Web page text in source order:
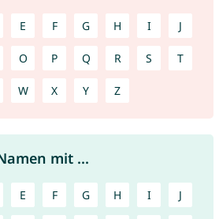
E F G H I J
O P Q R S T
W X Y Z
mit ...
E F G H I J